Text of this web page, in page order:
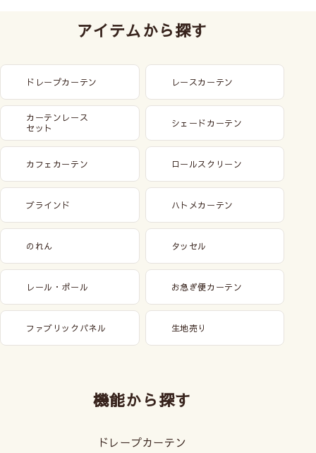
アイテムから探す
ドレープカーテン レースカーテン
カーテンレース
セット
シェードカーテン
カフェカーテン ロールスクリーン
ブラインド ハトメカーテン
のれん タッセル
レール・ポール お急ぎ便カーテン
ファブリックパネル 生地売り
機能から探す
ドレープカーテン